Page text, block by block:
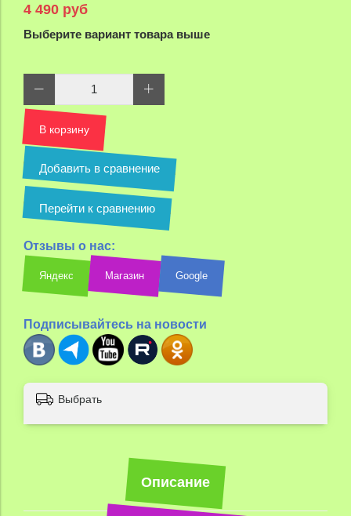
4 490 руб
Выберите вариант товара выше
В корзину
Добавить в сравнение
Перейти к сравнению
Отзывы о нас:
Яндекс Магазин Google
Подписывайтесь на новости
Выбрать
Описание